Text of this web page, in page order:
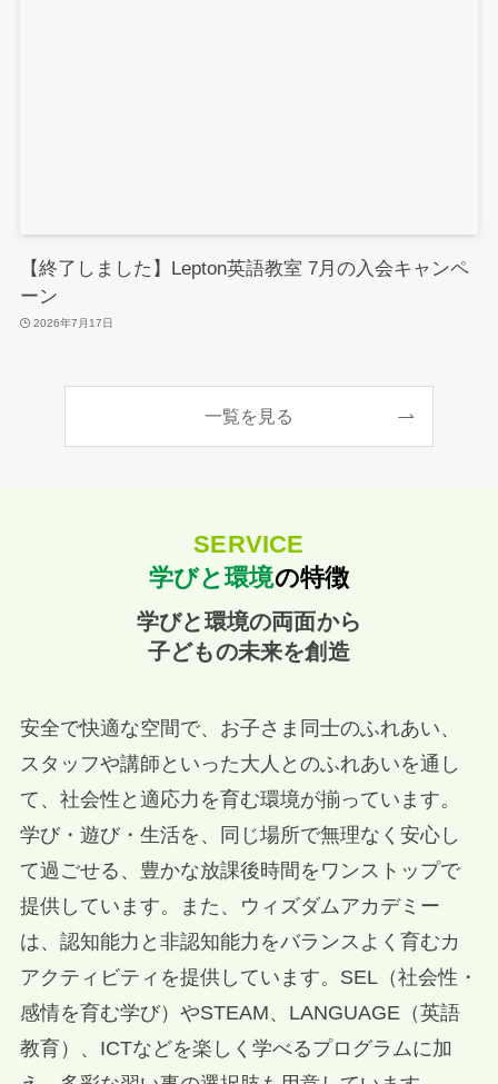
【終了しました】Lepton英語教室 7月の入会キャンペ
ーン
2026年7月17日
一覧を見る
SERVICE
学びと環境の特徴
学びと環境の両面から
子どもの未来を創造
安全で快適な空間で、お子さま同士のふれあい、
スタッフや講師といった大人とのふれあいを通し
て、社会性と適応力を育む環境が揃っています。
学び・遊び・生活を、同じ場所で無理なく安心し
て過ごせる、豊かな放課後時間をワンストップで
提供しています。また、ウィズダムアカデミー
は、認知能力と非認知能力をバランスよく育むカ
アクティビティを提供しています。SEL（社会性・
感情を育む学び）やSTEAM、LANGUAGE（英語
教育）、ICTなどを楽しく学べるプログラムに加